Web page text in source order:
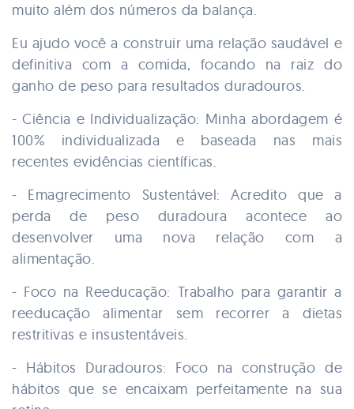
muito além dos números da balança.
Eu ajudo você a construir uma relação saudável e
definitiva com a comida, focando na raiz do
ganho de peso para resultados duradouros.
- Ciência e Individualização: Minha abordagem é
100% individualizada e baseada nas mais
recentes evidências científicas.
- Emagrecimento Sustentável: Acredito que a
perda de peso duradoura acontece ao
desenvolver uma nova relação com a
alimentação.
- Foco na Reeducação: Trabalho para garantir a
reeducação alimentar sem recorrer a dietas
restritivas e insustentáveis.
- Hábitos Duradouros: Foco na construção de
hábitos que se encaixam perfeitamente na sua